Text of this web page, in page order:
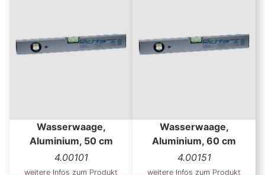
Wasserwaage,
Aluminium, 50 cm
4.00101
weitere Infos zum Produkt
Wasserwaage,
Aluminium, 60 cm
4.00151
weitere Infos zum Produkt